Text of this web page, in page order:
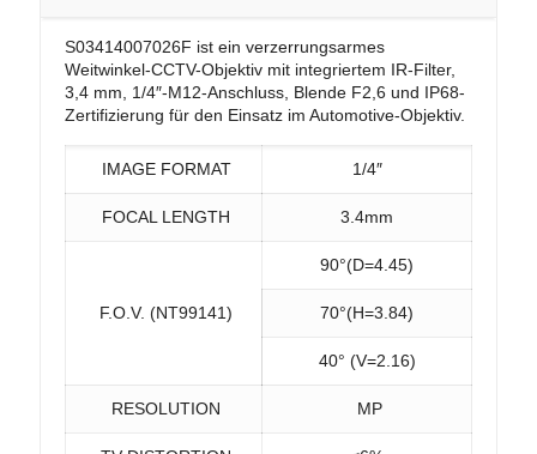
S03414007026F ist ein verzerrungsarmes
Weitwinkel-CCTV-Objektiv mit integriertem IR-Filter,
3,4 mm, 1/4″-M12-Anschluss, Blende F2,6 und IP68-
Zertifizierung für den Einsatz im Automotive-Objektiv.
IMAGE FORMAT 1/4″
FOCAL LENGTH 3.4mm
F.O.V. (NT99141)
90°(D=4.45)
70°(H=3.84)
40° (V=2.16)
RESOLUTION MP